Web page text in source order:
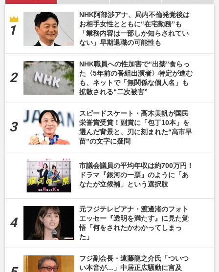
NHK阿部渉アナ、局内不倫発覚後は
お相手女性とともに“在宅勤務”も
「業務内容は一部しか知らされてい
ない」早期退職の可能性も
NHK職員への性加害で“出禁”食らっ
た〈5年前の番組出演者〉特定が進む
も、ネットで「無関係な個人名」も
拡散される“二次被害”
スピードスケート・高木美帆が国民
栄誉賞受賞！副賞に「包丁10本」を
選んだ背景と、刃に刻まれた“高市早
苗”の文字に疑問
市議会議員の平均年収は約700万円！
ドラマ『銀河の一票』のように「あ
なたが立候補」という選択肢
元フジテレビアナ・渡邊渚のフォト
エッセー『透明を満たす』に見た覚
悟「何をされたかわかってしまっ
た」
フジ副会長・遠藤龍之介氏「ついつ
い本音が…」中居正広騒動に言及